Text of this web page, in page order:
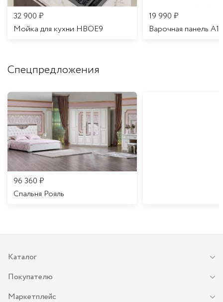
32 900 ₽
Мойка для кухни HBOE9
19 990 ₽
Варочная панель A16
Спецпредложения
96 360 ₽
Спальня Рояль
Каталог
Покупателю
Маркетплейс